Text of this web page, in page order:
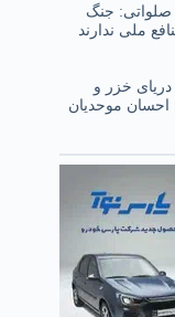
صلواتی: جنگ
ملی ندارند
خزر و
احسان موحدیان